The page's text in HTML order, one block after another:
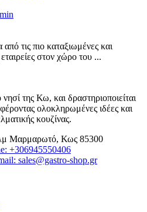
τις πιο καταξιωμένες και
στον χώρο του ...
της Κω, και δραστηριοποιείται
ολοκληρωμένες ιδέες και
κουζίνας.
Μαρμαρωτό, Κως 85300
+306945550406
sales@gastro-shop.gr